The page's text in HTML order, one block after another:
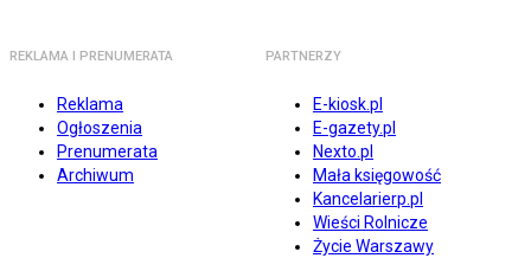
REKLAMA I PRENUMERATA
Reklama
Ogłoszenia
Prenumerata
Archiwum
PARTNERZY
E-kiosk.pl
E-gazety.pl
Nexto.pl
Mała księgowość
Kancelarierp.pl
Wieści Rolnicze
Życie Warszawy